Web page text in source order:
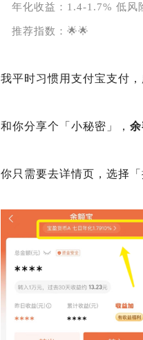
年化收益：1.4-1.7% 低风
推荐指数：🌟🌟
我平时习惯用支付宝支付
和你分享个「小秘密」，
你只需要去详情页，选择